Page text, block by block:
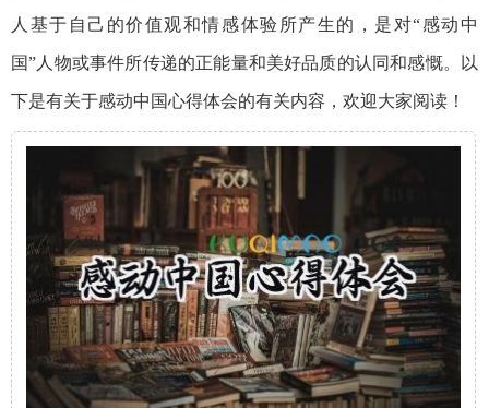
人基于自己的价值观和情感体验所产生的，是对“感动中
国”人物或事件所传递的正能量和美好品质的认同和感慨。以
下是有关于感动中国心得体会的有关内容，欢迎大家阅读！